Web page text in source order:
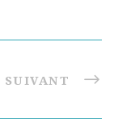
SUIVANT